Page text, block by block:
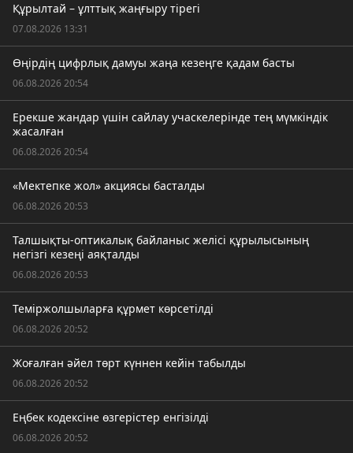
Құрылтай – ұлттық жаңғыру тірегі
07.08.2026 13:31
Өңірдің цифрлық дамуы жаңа кезеңге қадам басты
06.08.2026 20:54
Ерекше жандар үшін сайлау учаскелерінде тең мүмкіндік
жасалған
06.08.2026 20:54
«Мектепке жол» акциясы басталды
06.08.2026 20:53
Талшықты-оптикалық байланыс желісі құрылысының
негізгі кезеңі аяқталды
06.08.2026 20:53
Теміржолшыларға құрмет көрсетілді
06.08.2026 20:52
Жоғалған әйел төрт күннен кейін табылды
06.08.2026 20:52
Еңбек кодексіне өзгерістер енгізілді
06.08.2026 20:52